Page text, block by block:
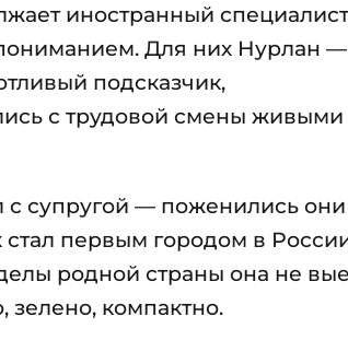
иностранный специалист
Для них Нурлан
подсказчик,
с трудовой смены живыми
супругой — поженились они
первым городом в
родной страны она не
зелено, компактно.